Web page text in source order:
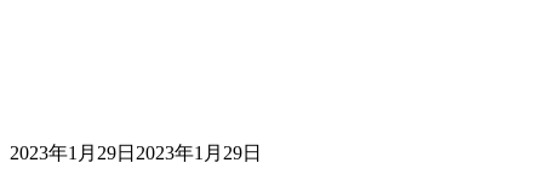
2023年1月29日 2023年1月29日